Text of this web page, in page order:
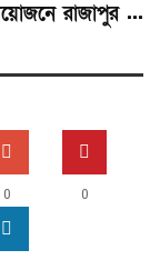
রাজাপুর ...
0 0